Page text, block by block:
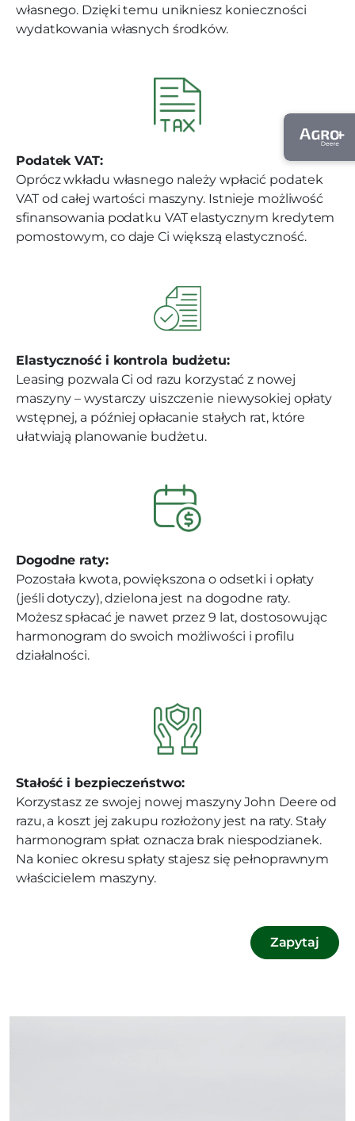
własnego. Dzięki temu unikniesz konieczności
wydatkowania własnych środków.
Podatek VAT:
Oprócz wkładu własnego należy wpłacić podatek
VAT od całej wartości maszyny. Istnieje możliwość
sfinansowania podatku VAT elastycznym kredytem
pomostowym, co daje Ci większą elastyczność.
Elastyczność i kontrola budżetu:
Leasing pozwala Ci od razu korzystać z nowej
maszyny – wystarczy uiszczenie niewysokiej opłaty
wstępnej, a później opłacanie stałych rat, które
ułatwiają planowanie budżetu.
Dogodne raty:
Pozostała kwota, powiększona o odsetki i opłaty
(jeśli dotyczy), dzielona jest na dogodne raty.
Możesz spłacać je nawet przez 9 lat, dostosowując
harmonogram do swoich możliwości i profilu
działalności.
Stałość i bezpieczeństwo:
Korzystasz ze swojej nowej maszyny John Deere od
razu, a koszt jej zakupu rozłożony jest na raty. Stały
harmonogram spłat oznacza brak niespodzianek.
Na koniec okresu spłaty stajesz się pełnoprawnym
właścicielem maszyny.
Zapytaj